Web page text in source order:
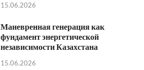
15.06.2026
Маневренная генерация как
фундамент энергетической
независимости Казахстана
15.06.2026